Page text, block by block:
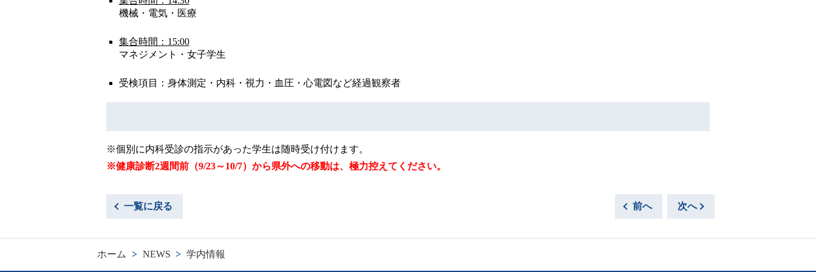
機械・電気・医療
集合時間：15:00
マネジメント・女子学生
受検項目：身体測定・内科・視力・血圧・心電図など経過観察者
※個別に内科受診の指示があった学生は随時受け付けます。
※健康診断2週間前（9/23～10/7）から県外への移動は、極力控えてください。
前へ 次へ
一覧に戻る
ホーム > NEWS > 学内情報